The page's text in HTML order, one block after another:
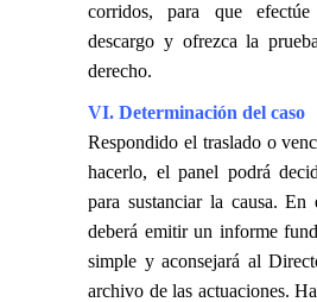
corridos, para que
descargo y ofrezca la
derecho.
VI. Determinación del caso
Respondido el traslado o
hacerlo, el panel podrá
para sustanciar la causa. En
deberá emitir un informe
simple y aconsejará al
archivo de las actuaciones.